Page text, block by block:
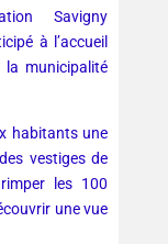
Savigny
à l’accueil
la municipalité
habitants une
vestiges de
les 100
une vue